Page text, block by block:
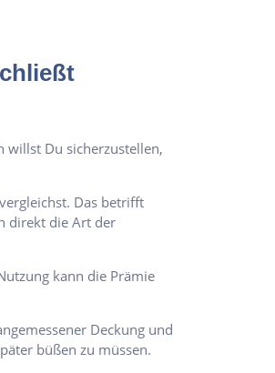
willst Du sicherzustellen,
Das betrifft
direkt die Art der
kann die Prämie
Deckung und
büßen zu müssen.